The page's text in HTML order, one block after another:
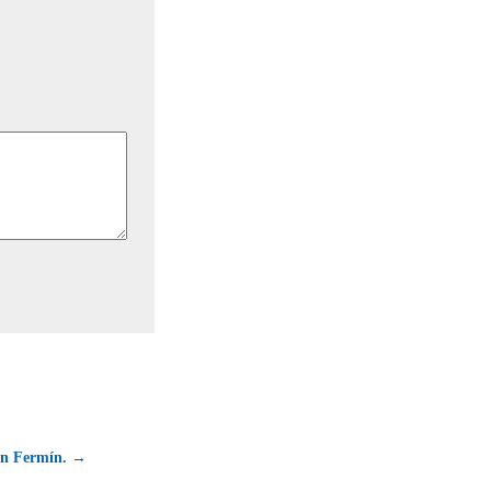
Fermín. →